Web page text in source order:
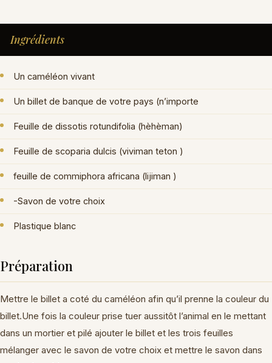
Ingrédients
Un caméléon vivant
Un billet de banque de votre pays (n’importe
Feuille de dissotis rotundifolia (hèhèman)
Feuille de scoparia dulcis (viviman teton )
feuille de commiphora africana (lijiman )
-Savon de votre choix
Plastique blanc
Préparation
Mettre le billet a coté du caméléon afin qu’il prenne la couleur du
billet.Une fois la couleur prise tuer aussitôt l’animal en le mettant
dans un mortier et pilé ajouter le billet et les trois feuilles
mélanger avec le savon de votre choix et mettre le savon dans